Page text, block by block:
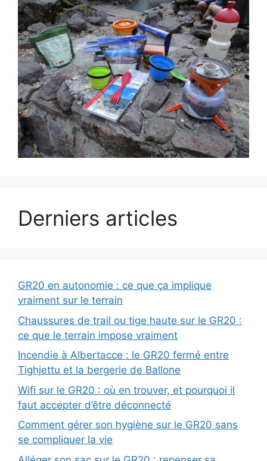
Derniers articles
GR20 en autonomie : ce que ça implique
vraiment sur le terrain
Chaussures de trail ou tige haute sur le GR20 :
ce que le terrain impose vraiment
Incendie à Albertacce : le GR20 fermé entre
Tighjettu et la bergerie de Ballone
Wifi sur le GR20 : où en trouver, et pourquoi il
faut accepter d’être déconnecté
Comment gérer son hygiène sur le GR20 sans
se compliquer la vie